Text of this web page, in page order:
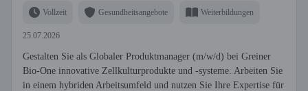
Vollzeit Gesundheitsangebote Weiterbildungen
25.07.2026
Gestalten Sie als Globaler Produktmanager (m/w/d) bei Greiner
Bio-One innovative Zellkulturprodukte und -systeme. Arbeiten Sie
in einem hybriden Arbeitsumfeld und nutzen Sie Ihre Expertise für